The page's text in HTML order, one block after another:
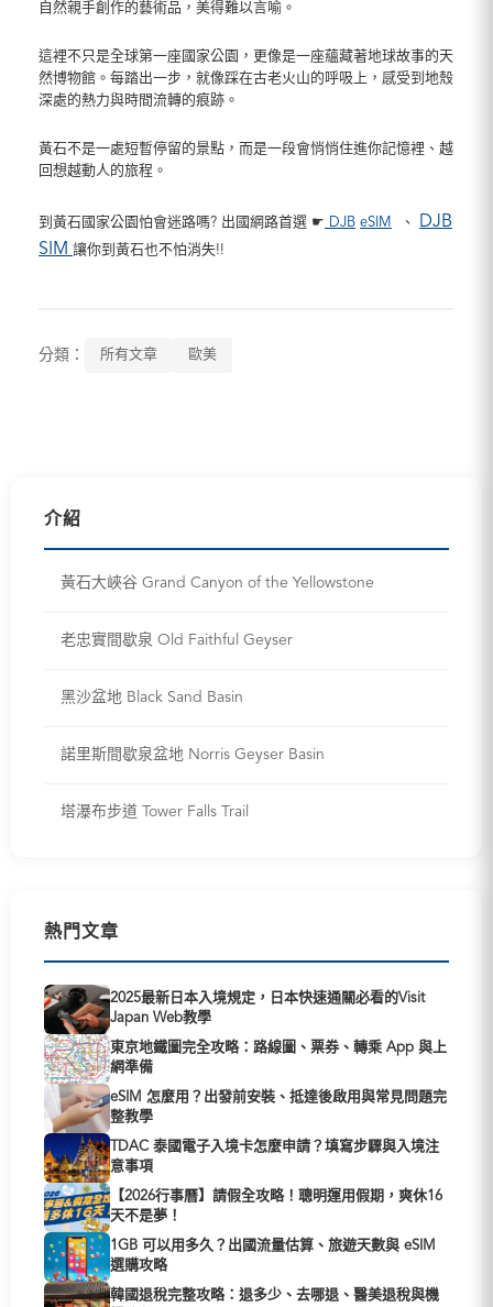
自然親手創作的藝術品，美得難以言喻。
這裡不只是全球第一座國家公園，更像是一座蘊藏著地球故事的天
然博物館。每踏出一步，就像踩在古老火山的呼吸上，感受到地殼
深處的熱力與時間流轉的痕跡。
黃石不是一處短暫停留的景點，而是一段會悄悄住進你記憶裡、越
回想越動人的旅程。
到黃石國家公園怕會迷路嗎? 出國網路首選 ☛ DJB eSIM 、
DJB
SIM 讓你到黃石也不怕消失!!
分類： 所有文章 歐美
介紹
黃石大峽谷 Grand Canyon of the Yellowstone
老忠實間歇泉 Old Faithful Geyser
黑沙盆地 Black Sand Basin
諾里斯間歇泉盆地 Norris Geyser Basin
塔瀑布步道 Tower Falls Trail
熱門文章
2025最新日本入境規定，日本快速通關必看的Visit
Japan Web教學
東京地鐵圖完全攻略：路線圖、票券、轉乘 App 與上
網準備
eSIM 怎麼用？出發前安裝、抵達後啟用與常見問題完
整教學
TDAC 泰國電子入境卡怎麼申請？填寫步驟與入境注
意事項
【2026行事曆】請假全攻略！聰明運用假期，爽休16
天不是夢！
1GB 可以用多久？出國流量估算、旅遊天數與 eSIM
選購攻略
韓國退稅完整攻略：退多少、去哪退、醫美退稅與機